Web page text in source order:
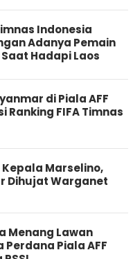
Indonesia
Adanya Pemain
Hadapi Laos
di Piala AFF
Ranking FIFA Timnas
Marselino,
Dihujat Warganet
Menang Lawan
Piala AFF